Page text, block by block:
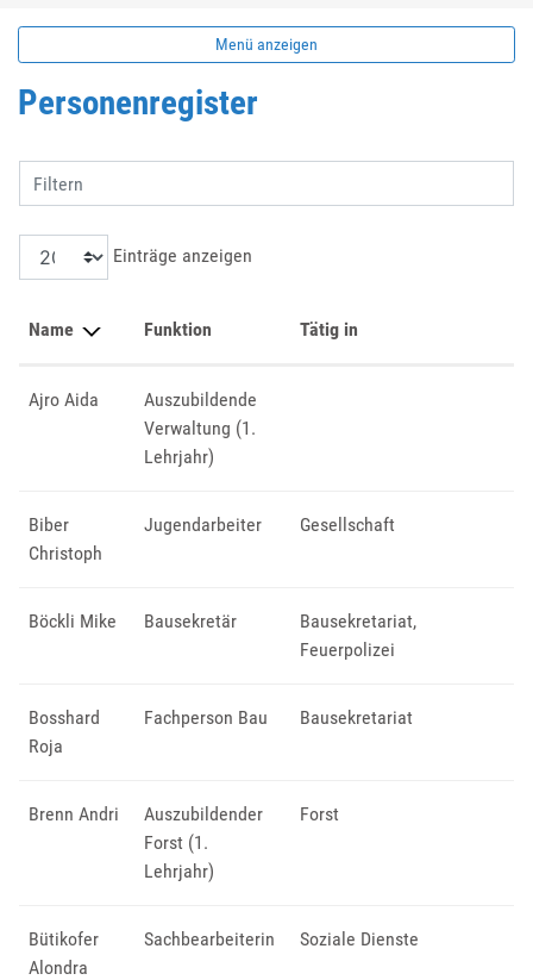
Menü anzeigen
Personenregister
Filtern
Einträge anzeigen
Name Funktion Tätig in
Ajro Aida
Auszubildende
Verwaltung (1.
Lehrjahr)
Biber
Christoph
Jugendarbeiter Gesellschaft
Böckli Mike Bausekretär Bausekretariat,
Feuerpolizei
Bosshard
Roja
Fachperson Bau Bausekretariat
Brenn Andri
Auszubildender
Forst (1.
Lehrjahr)
Forst
Bütikofer
Alondra
Sachbearbeiterin Soziale Dienste